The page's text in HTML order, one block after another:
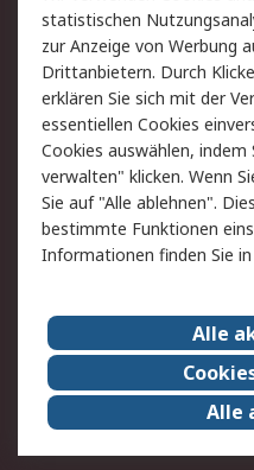
Hilfe
Rechtliches
AGB
Cookie-Richtlinie
Copyright/Impressum
Karriere bei RS
Qualität/Umwelt/
Event-Center
statistischen
zur Anzeige von Werbung
Drittanbietern. Durch
erklären Sie sich mit der
essentiellen Cookies
Cookies auswählen,
verwalten" klicken. Wenn
Sie auf "Alle ablehnen".
bestimmte Funktionen
Informationen finden Sie
Alle
Alle